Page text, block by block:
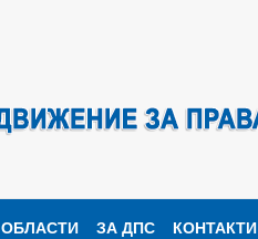
ОБЛАСТИ ЗА ДПС КОНТАКТИ